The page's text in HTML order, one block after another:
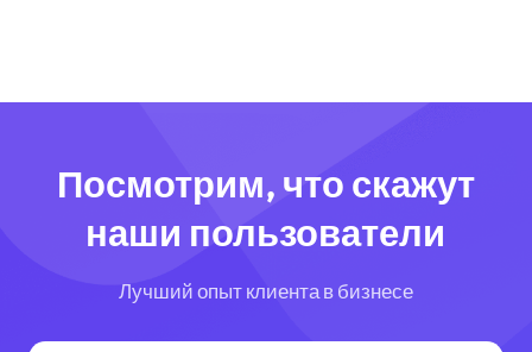
Посмотрим, что скажут
наши пользователи
Лучший опыт клиента в бизнесе